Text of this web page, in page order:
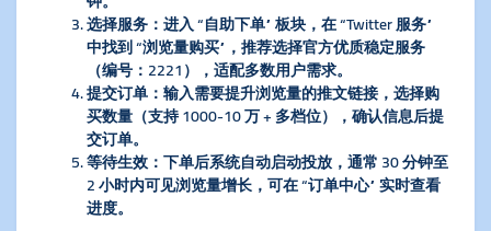
选择服务 ：进入 “自助下单” 板块，在 “Twitter 服务”
中找到 “浏览量购买”，推荐选择官方优质稳定服务
（编号：2221），适配多数用户需求。
提交订单 ：输入需要提升浏览量的推文链接，选择购
买数量（支持 1000-10 万 + 多档位），确认信息后提
交订单。
等待生效：下单后系统自动启动投放，通常 30 分钟至
2 小时内可见浏览量增长，可在 “订单中心” 实时查看
进度。